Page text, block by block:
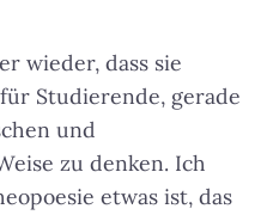
wieder, dass sie
Studierende, gerade
und
zu denken. Ich
etwas ist, das